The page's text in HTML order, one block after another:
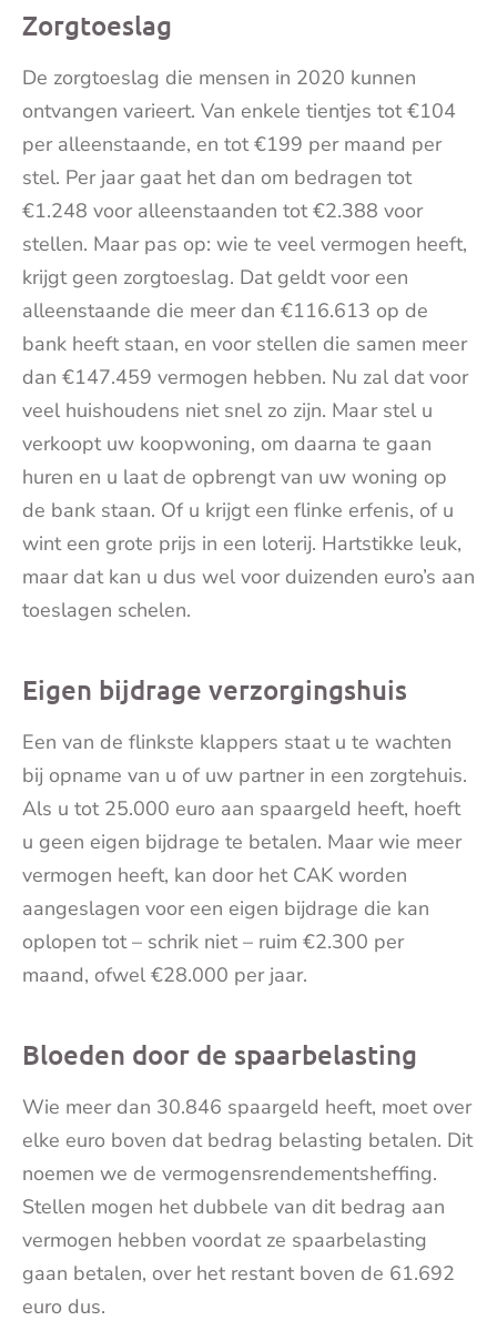
Zorgtoeslag
De zorgtoeslag die mensen in 2020 kunnen
ontvangen varieert. Van enkele tientjes tot €104
per alleenstaande, en tot €199 per maand per
stel. Per jaar gaat het dan om bedragen tot
€1.248 voor alleenstaanden tot €2.388 voor
stellen. Maar pas op: wie te veel vermogen heeft,
krijgt geen zorgtoeslag. Dat geldt voor een
alleenstaande die meer dan €116.613 op de
bank heeft staan, en voor stellen die samen meer
dan €147.459 vermogen hebben. Nu zal dat voor
veel huishoudens niet snel zo zijn. Maar stel u
verkoopt uw koopwoning, om daarna te gaan
huren en u laat de opbrengt van uw woning op
de bank staan. Of u krijgt een flinke erfenis, of u
wint een grote prijs in een loterij. Hartstikke leuk,
maar dat kan u dus wel voor duizenden euro’s aan
toeslagen schelen.
Eigen bijdrage verzorgingshuis
Een van de flinkste klappers staat u te wachten
bij opname van u of uw partner in een zorgtehuis.
Als u tot 25.000 euro aan spaargeld heeft, hoeft
u geen eigen bijdrage te betalen. Maar wie meer
vermogen heeft, kan door het CAK worden
aangeslagen voor een eigen bijdrage die kan
oplopen tot – schrik niet – ruim €2.300 per
maand, ofwel €28.000 per jaar.
Bloeden door de spaarbelasting
Wie meer dan 30.846 spaargeld heeft, moet over
elke euro boven dat bedrag belasting betalen. Dit
noemen we de vermogensrendementsheffing.
Stellen mogen het dubbele van dit bedrag aan
vermogen hebben voordat ze spaarbelasting
gaan betalen, over het restant boven de 61.692
euro dus.